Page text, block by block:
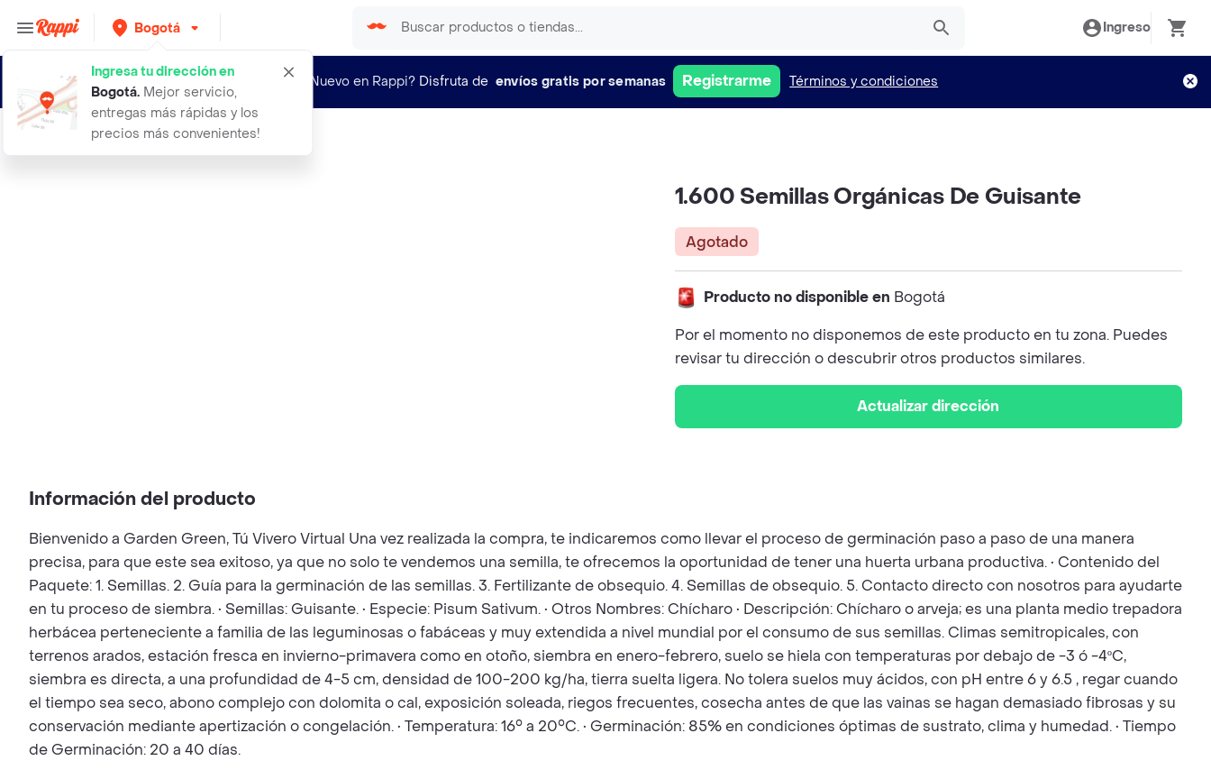
Bogotá
Ingresa tu dirección en
Bogotá. Mejor servicio,
entregas más rápidas y los
precios más convenientes!
Ingreso
¿Nuevo en Rappi? Disfruta de envíos gratis por semanas Registrarme Términos y condiciones
1600 semillas organicas de guisante
1.600 Semillas Orgánicas De Guisante
Agotado
Producto no disponible en Bogotá
Por el momento no disponemos de este producto en tu zona. Puedes
revisar tu dirección o descubrir otros productos similares.
Actualizar dirección
Información del producto
Bienvenido a Garden Green, Tú Vivero Virtual Una vez realizada la compra, te indicaremos como llevar el proceso de germinación paso a paso de una manera
precisa, para que este sea exitoso, ya que no solo te vendemos una semilla, te ofrecemos la oportunidad de tener una huerta urbana productiva. • Contenido del
Paquete: 1. Semillas. 2. Guía para la germinación de las semillas. 3. Fertilizante de obsequio. 4. Semillas de obsequio. 5. Contacto directo con nosotros para ayudarte
en tu proceso de siembra. • Semillas: Guisante. • Especie: Pisum Sativum. • Otros Nombres: Chícharo • Descripción: Chícharo o arveja; es una planta medio trepadora
herbácea perteneciente a familia de las leguminosas o fabáceas y muy extendida a nivel mundial por el consumo de sus semillas. Climas semitropicales, con
terrenos arados, estación fresca en invierno-primavera como en otoño, siembra en enero-febrero, suelo se hiela con temperaturas por debajo de -3 ó -4ºC,
siembra es directa, a una profundidad de 4-5 cm, densidad de 100-200 kg/ha, tierra suelta ligera. No tolera suelos muy ácidos, con pH entre 6 y 6.5 , regar cuando
el tiempo sea seco, abono complejo con dolomita o cal, exposición soleada, riegos frecuentes, cosecha antes de que las vainas se hagan demasiado fibrosas y su
conservación mediante apertización o congelación. • Temperatura: 16° a 20°C. • Germinación: 85% en condiciones óptimas de sustrato, clima y humedad. • Tiempo
de Germinación: 20 a 40 días.